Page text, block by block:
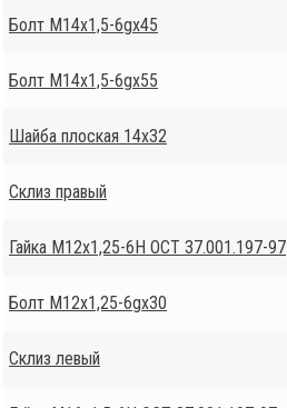
Болт М14х1,5-6gх45
Болт М14х1,5-6gх55
Шайба плоская 14х32
Склиз правый
Гайка М12х1,25-6Н ОСТ 37.001.197-97
Болт М12х1,25-6gх30
Склиз левый